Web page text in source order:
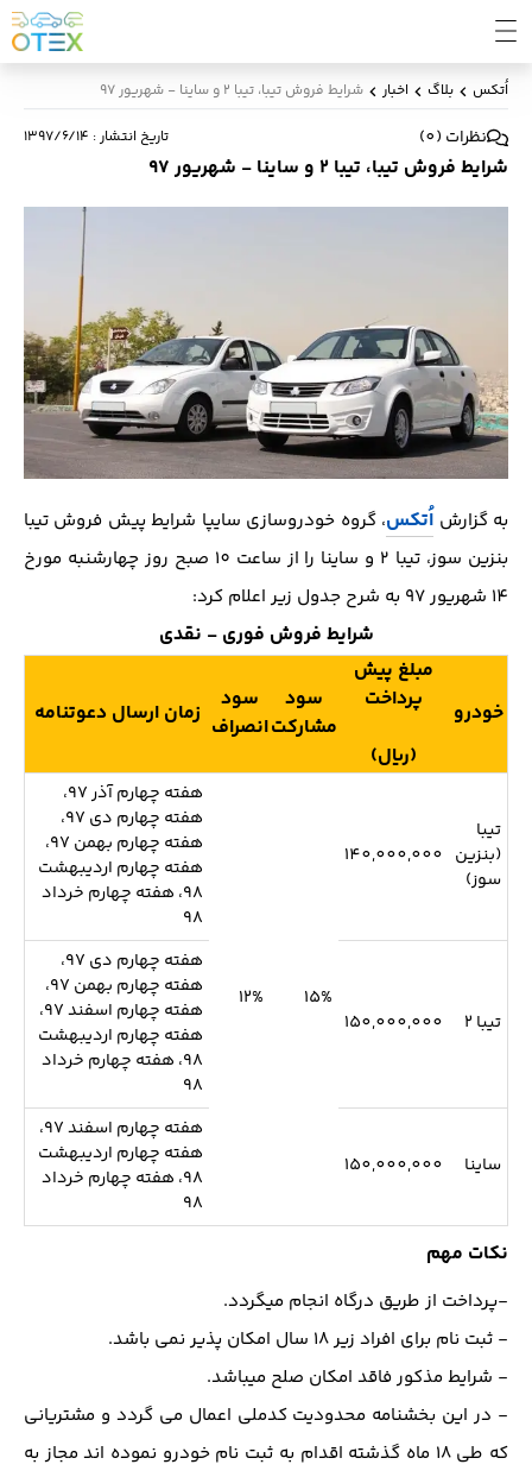
اُتکس بلاگ اخبار شرایط فروش تیبا، تیبا 2 و ساینا - شهریور 97
نظرات (
0
) تاریخ انتشار: ۱۳۹۷/۶/۱۴
شرایط فروش تیبا، تیبا 2 و ساینا - شهریور 97
به گزارش اُتکس، گروه خودروسازی سایپا شرايط پیش فروش تیبا
بنزین سوز، تیبا 2 و ساینا را از ساعت 10 صبح روز چهارشنبه مورخ
14 شهریور 97 به شرح جدول زیر اعلام کرد:
شرایط فروش فوری - نقدی
خودرو
مبلغ پیش
پرداخت
(ریال)
سود
مشارکت
سود
انصراف زمان ارسال دعوتنامه
تیبا
(بنزین
سوز)
140,000,000
15%
12%
هفته چهارم آذر 97،
هفته چهارم دی 97،
هفته چهارم بهمن 97،
هفته چهارم اردیبهشت
98، هفته چهارم خرداد
98
تیبا 2 150,000,000
هفته چهارم دی 97،
هفته چهارم بهمن 97،
هفته چهارم اسفند 97،
هفته چهارم اردیبهشت
98، هفته چهارم خرداد
98
ساینا 150,000,000
هفته چهارم اسفند 97،
هفته چهارم اردیبهشت
98، هفته چهارم خرداد
98
نکات مهم
-پرداخت از طریق درگاه انجام میگردد.
- ثبت نام برای افراد زیر 18 سال امکان پذیر نمی باشد.
- شرایط مذکور فاقد امکان صلح میباشد.
- در این بخشنامه محدودیت کدملی اعمال می گردد و مشتریانی
که طی 18 ماه گذشته اقدام به ثبت نام خودرو نموده اند مجاز به